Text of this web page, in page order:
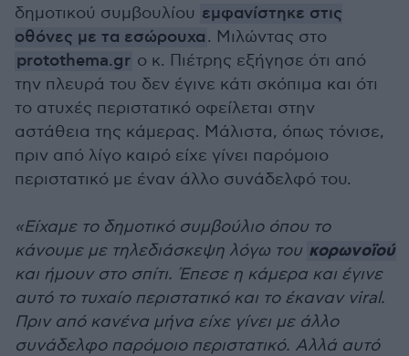
δημοτικού συμβουλίου εμφανίστηκε στις
οθόνες με τα εσώρουχα. Μιλώντας στο
protothema.gr ο κ. Πιέτρης εξήγησε ότι από
την πλευρά του δεν έγινε κάτι σκόπιμα και ότι
το ατυχές περιστατικό οφείλεται στην
αστάθεια της κάμερας. Μάλιστα, όπως τόνισε,
πριν από λίγο καιρό είχε γίνει παρόμοιο
περιστατικό με έναν άλλο συνάδελφό του.
«Είχαμε το δημοτικό συμβούλιο όπου το
κάνουμε με τηλεδιάσκεψη λόγω του κορωνοϊού
και ήμουν στο σπίτι. Έπεσε η κάμερα και έγινε
αυτό το τυχαίο περιστατικό και το έκαναν viral.
Πριν από κανένα μήνα είχε γίνει με άλλο
συνάδελφο παρόμοιο περιστατικό. Αλλά αυτό